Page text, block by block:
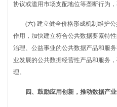
协议或滥用市场支配地位等垄断行为
(六) 建立健全价格形成机制维护公
作用，加快建立符合公共数据要素特
治理、公益事业的公共数据产品和服
业发展的公共数据经营性产品和服务
理。
四、鼓励应用创新，推动数据产业